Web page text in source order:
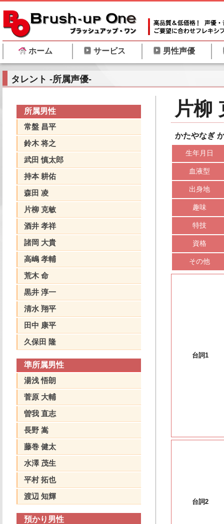
ホーム サービス 男性声優
タレント -所属声優-
所属男性
常盤 昌平
鈴木 将之
武田 慎太郎
持本 耕佑
森田 凌
片柳 克敏
酒井 孝祥
諸岡 大貴
高嶋 孝輔
荒木 命
黒井 淳一
清水 翔平
田中 康平
久保田 隆
準所属男性
湯浅 悟朗
菅原 大輔
曽我 直志
長野 嵩
藤巻 健太
水澤 茂生
平村 拓也
渡辺 知輝
預かり男性
片柳
かたやなぎ
生年月日
血液型
出身地
趣味
特技
資格
その他
台詞1
台詞2